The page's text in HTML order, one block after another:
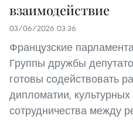
взаимодействие
03/06/2026 03:36
Французские
Группы дружбы
готовы содействовать
дипломатии,
сотрудничества между